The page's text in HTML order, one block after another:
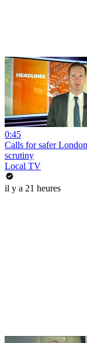
0:45
Calls for safer
scrutiny
Local TV
il y a 21 heures